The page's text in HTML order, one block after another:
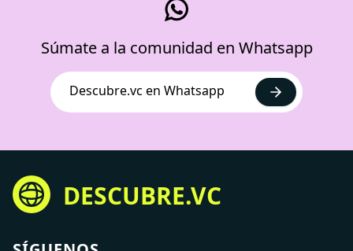
Súmate a la comunidad en Whatsapp
Descubre.vc en Whatsapp
DESCUBRE.VC